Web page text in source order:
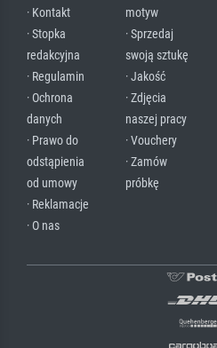
· Kontakt
· Stopka
redakcyjna
· Regulamin
· Ochrona
danych
· Prawo do
odstąpienia
od umowy
· Reklamacje
· O nas
motyw
· Sprzedaj
swoją sztukę
· Jakość
· Zdjęcia
naszej pracy
· Vouchery
· Zamów
próbkę